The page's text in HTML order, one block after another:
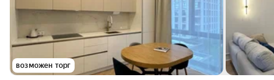
возможен торг